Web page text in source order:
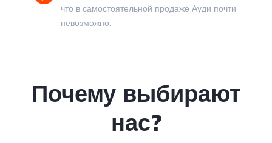
что в самостоятельной продаже Ауди почти
невозможно.
Почему выбирают
нас?